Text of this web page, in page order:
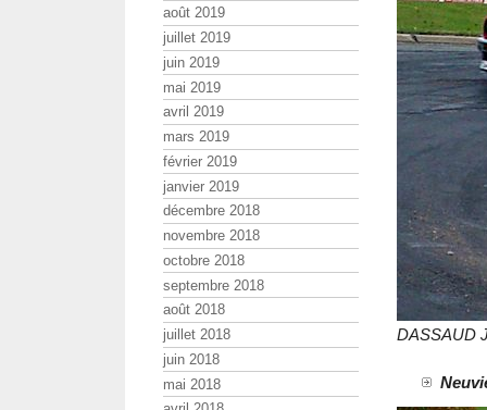
DASSAUD
août 2019
juillet 2019
juin 2019
mai 2019
avril 2019
mars 2019
février 2019
janvier 2019
décembre 2018
novembre 2018
octobre 2018
septembre 2018
août 2018
juillet 2018
juin 2018
mai 2018